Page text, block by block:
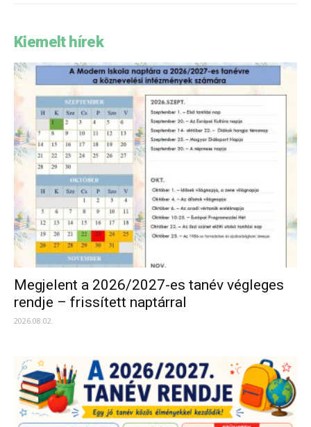
Kiemelt hírek
Megjelent a 2026/2027-es tanév végleges
rendje – frissített naptárral
2026.08.02.